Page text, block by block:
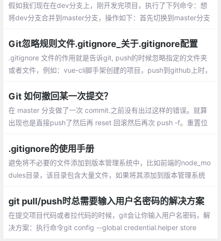
假如我们现在在dev分支上，刚开发完项目，执行了下列命令：想
将dev分支合并到master分支，操作如下：首先切换到master分支
Git忽略规则文件.gitignore_关于.gitignore配置
.gitignore 文件的作用就是告诉git, push的时候忽略指定的文件夹
或者文件，例如：vue-cli脚手架创建的项目，push到github上时，
动为我们创建了 .gitignroe文件，并且为我们写好了规则。
Git 如何撤回某一次提交？
在 master 分支做了一次 commit.之前没有出过这样的错误。就算
出现也是直接push了然后再 reset 回滚然后再次 push -f。重置位
.gitignore的使用手册
避免将不必要的文件添加到版本管理系统中，比如前端的node_mo
dules目录，该目录包含大量文件，如果将其添加到版本管理系统
git pull/push时总需要输入用户名密码的解决方案
在提交项目代码或者拉代码的时候，git会让你输入用户名密码，解
决方案：执行命令git config --global credential.helper store